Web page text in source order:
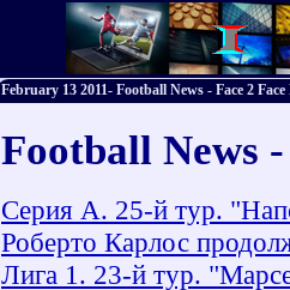
February 13 2011- Football News - Face 2
Football News
Серия А. 25-й тур.
Роберто Карлос
Лига 1. 23-й тур.